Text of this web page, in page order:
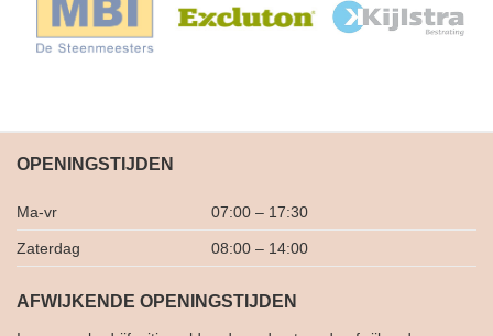
OPENINGSTIJDEN
Ma-vr 07:00 – 17:30
Zaterdag 08:00 – 14:00
AFWIJKENDE OPENINGSTIJDEN